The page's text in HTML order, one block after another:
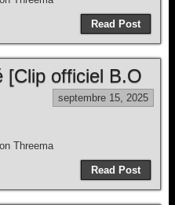
Read Post
[Clip officiel B.O
septembre 15, 2025
Threema
Read Post